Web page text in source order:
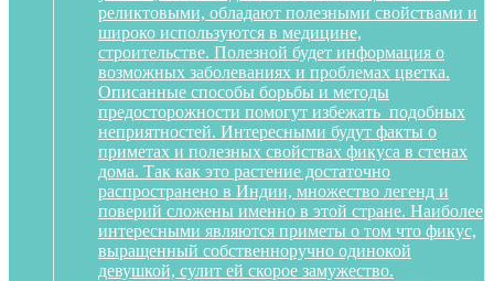
реликтовыми, обладают полезными свойствами и
широко используются в медицине,
строительстве. Полезной будет информация о
возможных заболеваниях и проблемах цветка.
Описанные способы борьбы и методы
предосторожности помогут избежать подобных
неприятностей. Интересными будут факты о
приметах и полезных свойствах фикуса в стенах
дома. Так как это растение достаточно
распространено в Индии, множество легенд и
поверий сложены именно в этой стране. Наиболее
интересными являются приметы о том что фикус,
выращенный собственноручно одинокой
девушкой, сулит ей скорое замужество.